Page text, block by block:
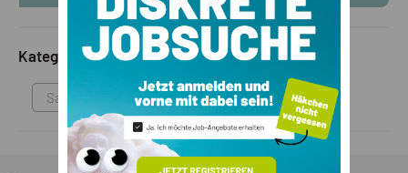
Kategorie
Sammlungen & Antikes